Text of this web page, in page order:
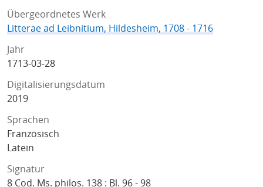
Übergeordnetes Werk
Litterae ad Leibnitium, Hildesheim, 1708 - 1716
Jahr
1713-03-28
Digitalisierungsdatum
2019
Sprachen
Französisch
Latein
Signatur
8 Cod. Ms. philos. 138 : Bl. 96 - 98